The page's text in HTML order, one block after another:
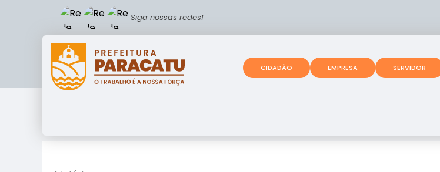
Siga nossas redes!
CIDADÃO EMPRESA SERVIDOR